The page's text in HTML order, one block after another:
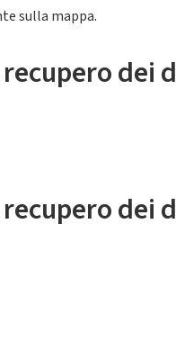
sulla mappa.
dei
dei